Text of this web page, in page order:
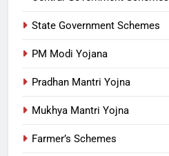
State Government Schemes
PM Modi Yojana
Pradhan Mantri Yojna
Mukhya Mantri Yojna
Farmer’s Schemes